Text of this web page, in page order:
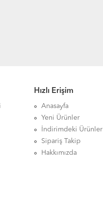
Hızlı Erişim
Anasayfa
Yeni Ürünler
İndirimdeki Ürünler
Sipariş Takip
Hakkımızda